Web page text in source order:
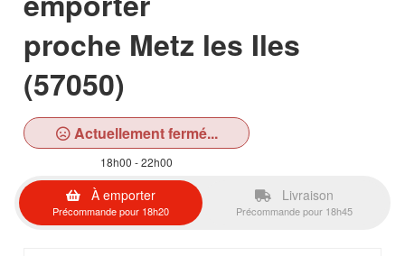
proche Metz les Iles
(57050)
Actuellement fermé...
18h00 - 22h00
À emporter
Précommande pour 18h20
Livraison
Précommande pour 18h45